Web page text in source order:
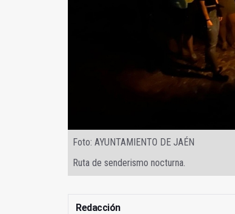
Foto: AYUNTAMIENTO DE JAÉN
Ruta de senderismo nocturna.
Redacción